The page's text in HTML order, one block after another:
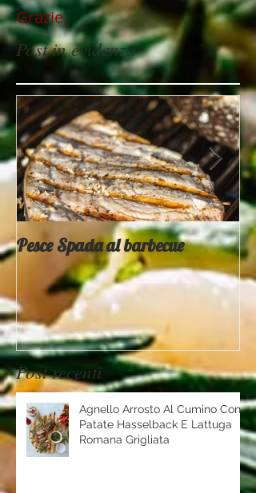
Grazie.
Post in evidenza
Pesce Spada al barbecue
Post recenti
Agnello Arrosto Al Cumino Con
Patate Hasselback E Lattuga
Romana Grigliata